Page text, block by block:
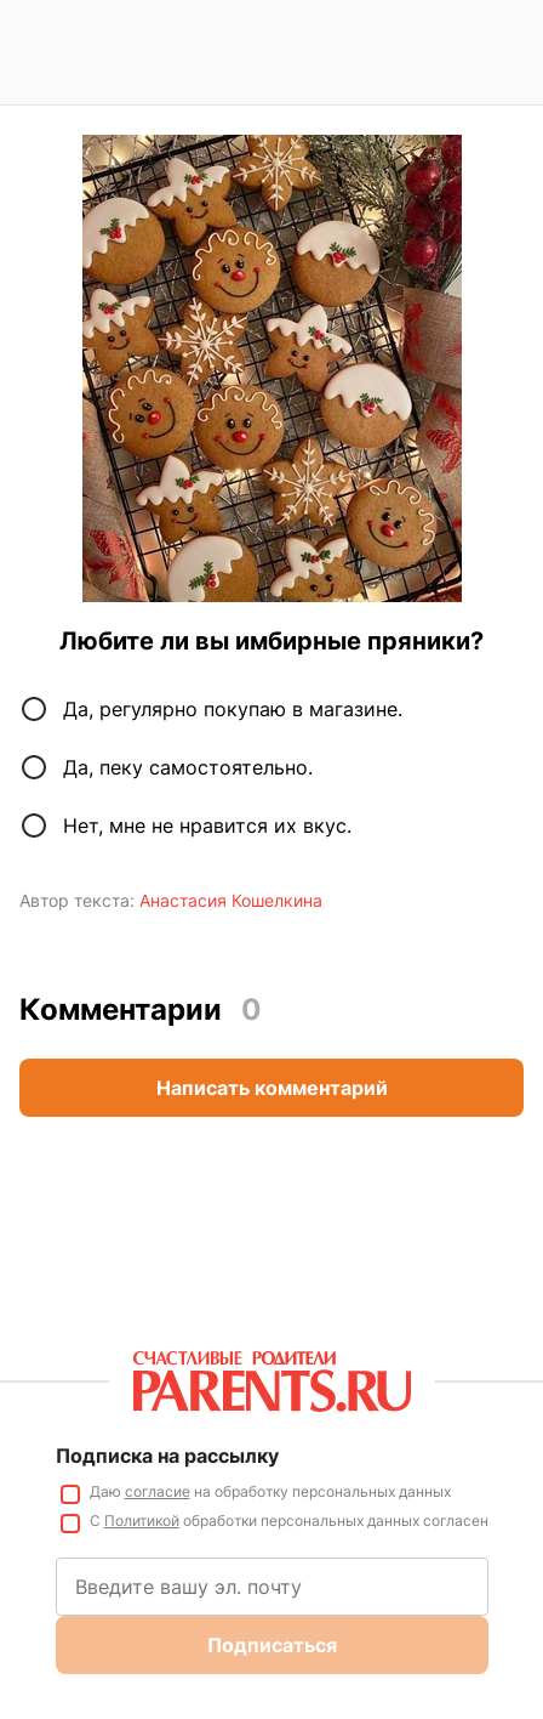
Любите ли вы имбирные пряники?
Да, регулярно покупаю в магазине.
Да, пеку самостоятельно.
Нет, мне не нравится их вкус.
Автор текста: Анастасия Кошелкина
Комментарии 0
Написать комментарий
Подписка на рассылку
Даю согласиена обработку персональных данных
С Политикойобработки персональных данных согласен
Подписаться